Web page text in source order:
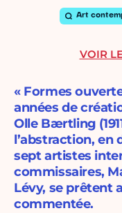
Art
« Formes
années de
Olle Bærtling
l’abstraction, en
sept artistes
commissaires,
Lévy, se prêtent
commentée.
VOIR